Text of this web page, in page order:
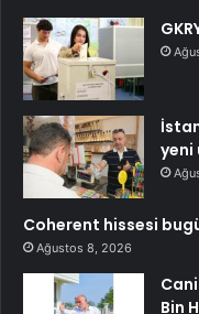
yeni
Coherent hissesi
Ağustos 8, 2026
Bin